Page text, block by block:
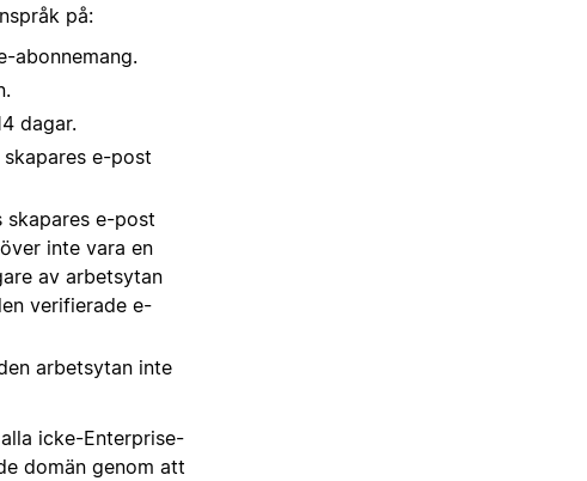
på:
abonnemang.
dagar.
e-post
skapares e-post
inte vara en
av arbetsytan
verifierade e-
arbetsytan inte
icke-Enterprise-
domän genom att